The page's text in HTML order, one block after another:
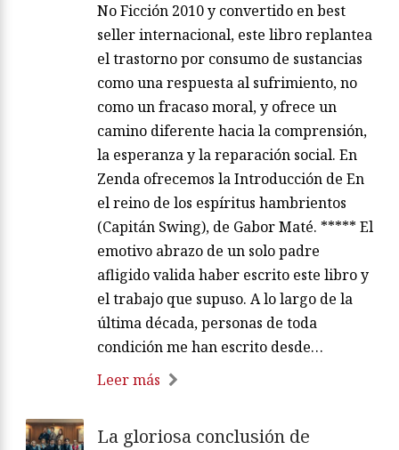
No Ficción 2010 y convertido en best
seller internacional, este libro replantea
el trastorno por consumo de sustancias
como una respuesta al sufrimiento, no
como un fracaso moral, y ofrece un
camino diferente hacia la comprensión,
la esperanza y la reparación social. En
Zenda ofrecemos la Introducción de En
el reino de los espíritus hambrientos
(Capitán Swing), de Gabor Maté. ***** El
emotivo abrazo de un solo padre
afligido valida haber escrito este libro y
el trabajo que supuso. A lo largo de la
última década, personas de toda
condición me han escrito desde…
Leer más
La gloriosa conclusión de